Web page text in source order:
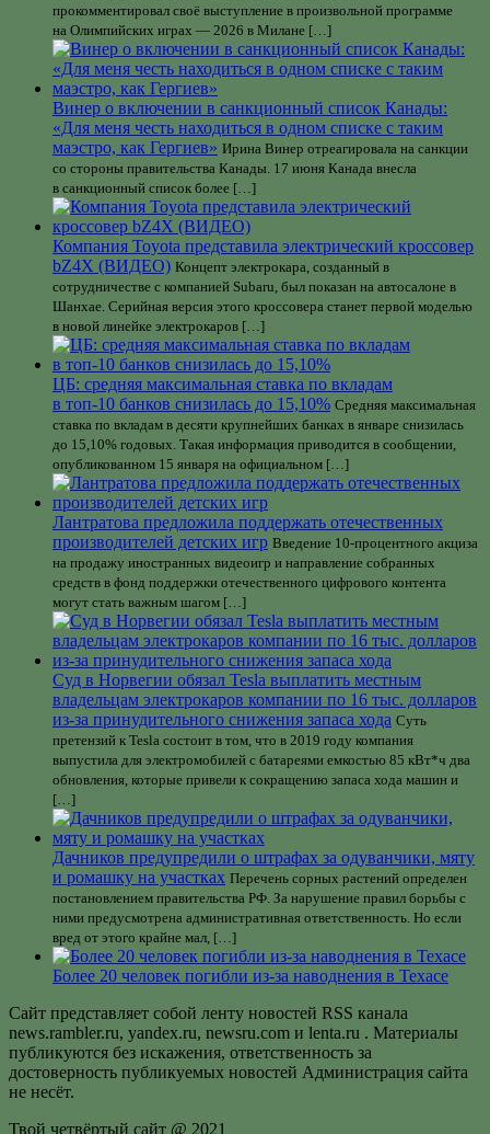
прокомментировал своё выступление в произвольной программе
на Олимпийских играх — 2026 в Милане […]
Винер о включении в санкционный список Канады:
«Для меня честь находиться в одном списке с таким
маэстро, как Гергиев» Ирина Винер отреагировала на санкции
со стороны правительства Канады. 17 июня Канада внесла
в санкционный список более […]
Компания Toyota представила электрический кроссовер
bZ4X (ВИДЕО) Концепт электрокара, созданный в
сотрудничестве с компанией Subaru, был показан на автосалоне в
Шанхае. Серийная версия этого кроссовера станет первой моделью
в новой линейке электрокаров […]
ЦБ: средняя максимальная ставка по вкладам
в топ-10 банков снизилась до 15,10% Средняя максимальная
ставка по вкладам в десяти крупнейших банках в январе снизилась
до 15,10% годовых. Такая информация приводится в сообщении,
опубликованном 15 января на официальном […]
Лантратова предложила поддержать отечественных
производителей детских игр Введение 10-процентного акциза
на продажу иностранных видеоигр и направление собранных
средств в фонд поддержки отечественного цифрового контента
могут стать важным шагом […]
Суд в Норвегии обязал Tesla выплатить местным
владельцам электрокаров компании по 16 тыс. долларов
из-за принудительного снижения запаса хода Суть
претензий к Tesla состоит в том, что в 2019 году компания
выпустила для электромобилей с батареями емкостью 85 кВт*ч два
обновления, которые привели к сокращению запаса хода машин и
[…]
Дачников предупредили о штрафах за одуванчики, мяту
и ромашку на участках Перечень сорных растений определен
постановлением правительства РФ. За нарушение правил борьбы с
ними предусмотрена административная ответственность. Но если
вред от этого крайне мал, […]
Более 20 человек погибли из-за наводнения в Техасе
Сайт представляет собой ленту новостей RSS канала
news.rambler.ru, yandex.ru, newsru.com и lenta.ru . Материалы
публикуются без искажения, ответственность за
достоверность публикуемых новостей Администрация сайта
не несёт.
Твой четвёртый сайт @ 2021